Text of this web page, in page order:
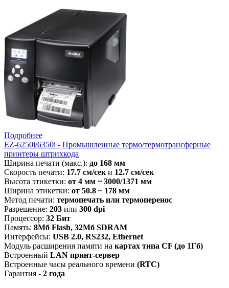
Подробнее
EZ-6250i/6350i - Промышленные термо/термотрансферные
принтеры штрихкода
Ширина печати (макс.): до 168 мм
Скорость печати: 17.7 см/сек и 12.7 см/сек
Высота этикетки: от 4 мм ~ 3000/1371 мм
Ширина этикетки: от 50.8 ~ 178 мм
Метод печати: термопечать или термоперенос
Разрешение: 203 или 300 dpi
Процессор: 32 Бит
Память: 8Мб Flash, 32Мб SDRAM
Интерфейсы: USB 2.0, RS232, Ethernet
Модуль расширения памяти на картах типа CF (до 1Гб)
Встроенный LAN принт-сервер
Встроенные часы реального времени (RTC)
Гарантия - 2 года